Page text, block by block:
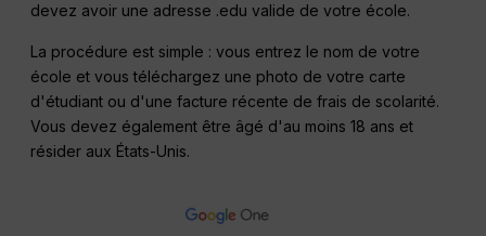
devez avoir une adresse .edu valide de votre école.
La procédure est simple : vous entrez le nom de votre
école et vous téléchargez une photo de votre carte
d'étudiant ou d'une facture récente de frais de scolarité.
Vous devez également être âgé d'au moins 18 ans et
résider aux États-Unis.